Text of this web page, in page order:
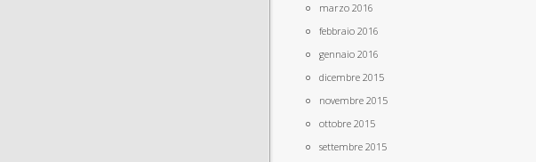
marzo 2016
febbraio 2016
gennaio 2016
dicembre 2015
novembre 2015
ottobre 2015
settembre 2015